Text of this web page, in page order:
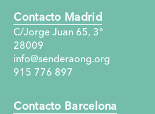
Contacto Madrid
C/Jorge Juan 65, 3°
28009
info@senderaong.org
915 776 897
Contacto Barcelona